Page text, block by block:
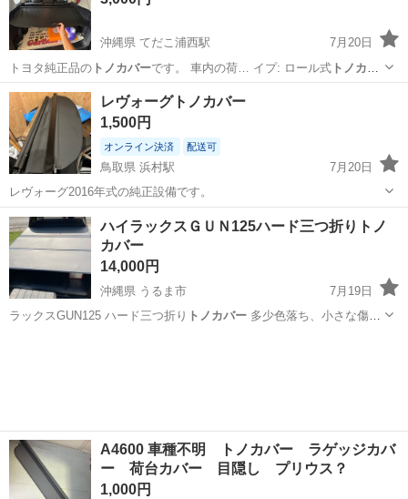
沖縄県 てだこ浦西駅
7月20日
トヨタ純正品のトノカバーです。 車内の荷… イプ: ロール式トノカバ
ー- カラー: …
沖縄 沖縄市 てだこ浦西駅
レヴォーグトノカバー
1,500円
オンライン決済 配送可
鳥取県 浜村駅
7月20日
レヴォーグ2016年式の純正設備です。
鳥取 鳥取市 浜村駅 レヴォーグ
ハイラックスＧＵＮ125ハード三つ折りトノ
カバー
14,000円
沖縄県 うるま市
7月19日
ラックスGUN125 ハード三つ折り トノカバー多少色落ち、小さな傷等
A4600 車種不明 トノカバー ラゲッジカバ
ー 荷台カバー 目隠し プリウス？
1,000円